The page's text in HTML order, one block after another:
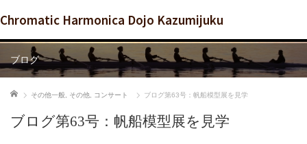
Chromatic Harmonica Dojo Kazumijuku
ブログ
ホーム その他一般 その他 コンサート ブログ第63号：帆船模型展を見学
ブログ第63号：帆船模型展を見学